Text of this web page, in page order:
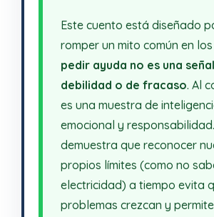
Este cuento está diseñado
romper un mito común en los
pedir ayuda no es una
debilidad o de fracaso. Al
es una muestra de
emocional y
demuestra que reconocer
propios límites (como no
electricidad) a tiempo evita
problemas crezcan y